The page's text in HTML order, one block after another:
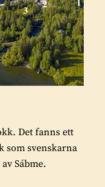
Det fanns ett
som svenskarna
Sábme.